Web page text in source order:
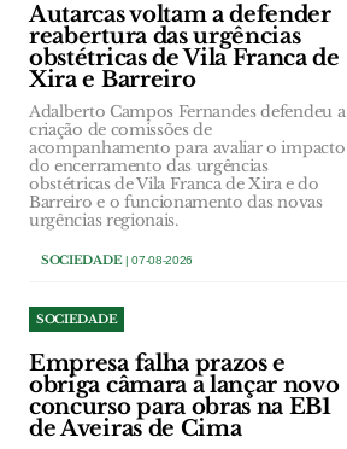
Autarcas voltam a defender
reabertura das urgências
obstétricas de Vila Franca de
Xira e Barreiro
Adalberto Campos Fernandes defendeu a
criação de comissões de
acompanhamento para avaliar o impacto
do encerramento das urgências
obstétricas de Vila Franca de Xira e do
Barreiro e o funcionamento das novas
urgências regionais.
SOCIEDADE| 07-08-2026
SOCIEDADE
Empresa falha prazos e
obriga câmara a lançar novo
concurso para obras na EB1
de Aveiras de Cima